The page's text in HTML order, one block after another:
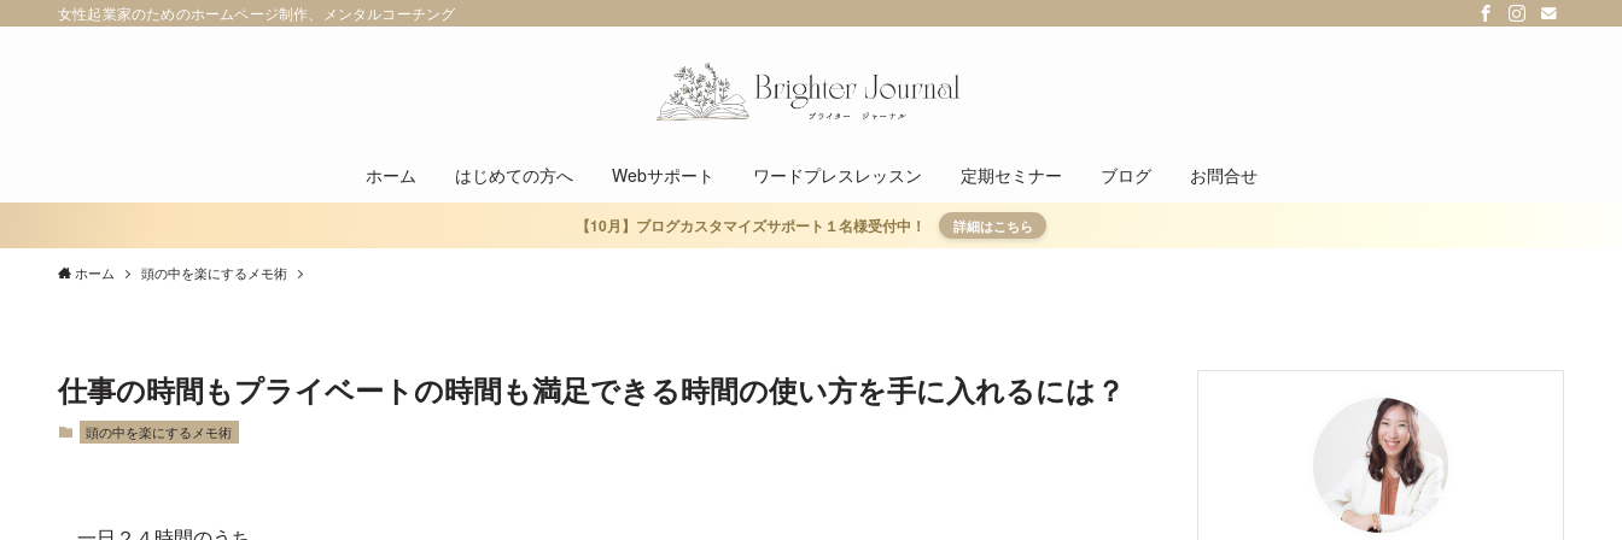
女性起業家のためのホームページ制作、メンタルコーチング
ホーム はじめての方へ Webサポート ワードプレスレッスン 定期セミナー ブログ お問合せ
【10月】ブログカスタマイズサポート１名様受付中！ 詳細はこちら
ホーム 頭の中を楽にするメモ術
仕事の時間もプライベートの時間も満足できる時間の使い方を手に入れるには？
頭の中を楽にするメモ術